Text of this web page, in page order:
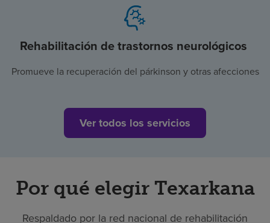
Rehabilitación de trastornos neurológicos
Promueve la recuperación del párkinson y otras afecciones
Ver todos los servicios
Por qué elegir Texarkana
Respaldado por la red nacional de rehabilitación